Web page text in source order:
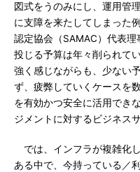
図式をうのみにし、運用管
に支障を来たしてしまった
認定協会（SAMAC）代表
投じる予算は年々削られて
強く感じながらも、少ない
ず、疲弊していくケースを
を有効かつ安全に活用でき
ジメントに対するビジネス
では、インフラが複雑化
ある中で、今持っている／